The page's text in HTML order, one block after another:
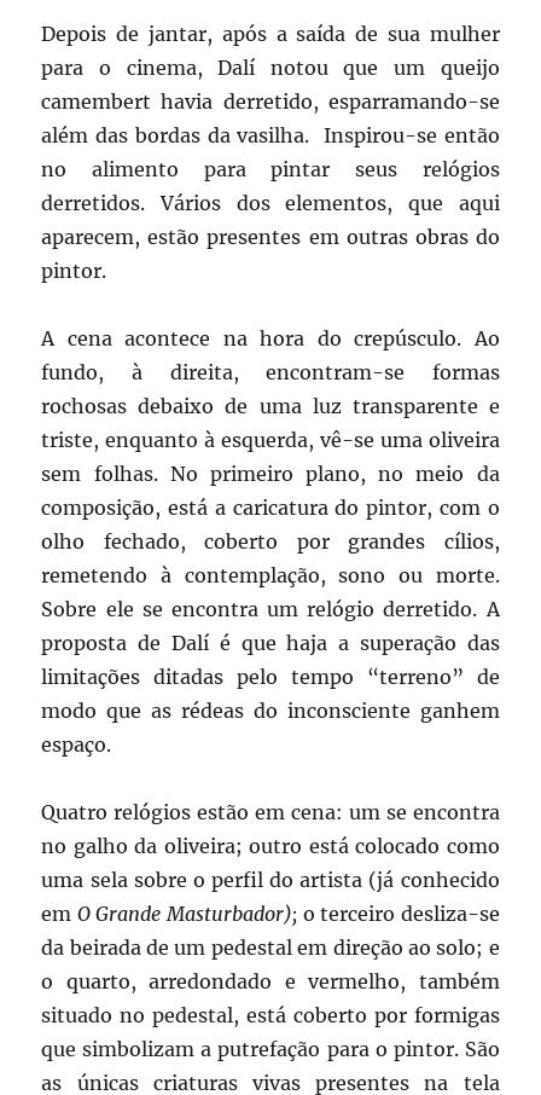
Depois de jantar, após a saída de sua mulher
para o cinema, Dalí notou que um queijo
camembert havia derretido, esparramando-se
além das bordas da vasilha. Inspirou-se então
no alimento para pintar seus relógios
derretidos. Vários dos elementos, que aqui
aparecem, estão presentes em outras obras do
pintor.
A cena acontece na hora do crepúsculo. Ao
fundo, à direita, encontram-se formas
rochosas debaixo de uma luz transparente e
triste, enquanto à esquerda, vê-se uma oliveira
sem folhas. No primeiro plano, no meio da
composição, está a caricatura do pintor, com o
olho fechado, coberto por grandes cílios,
remetendo à contemplação, sono ou morte.
Sobre ele se encontra um relógio derretido. A
proposta de Dalí é que haja a superação das
limitações ditadas pelo tempo “terreno” de
modo que as rédeas do inconsciente ganhem
espaço.
Quatro relógios estão em cena: um se encontra
no galho da oliveira; outro está colocado como
uma sela sobre o perfil do artista (já conhecido
em O Grande Masturbador); o terceiro desliza-se
da beirada de um pedestal em direção ao solo; e
o quarto, arredondado e vermelho, também
situado no pedestal, está coberto por formigas
que simbolizam a putrefação para o pintor. São
as únicas criaturas vivas presentes na tela